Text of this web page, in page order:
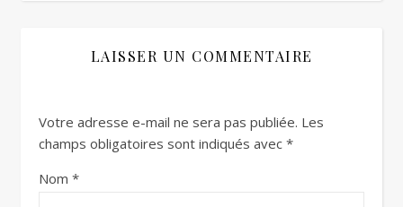
LAISSER UN COMMENTAIRE
Votre adresse e-mail ne sera pas publiée. Les
champs obligatoires sont indiqués avec *
Nom *